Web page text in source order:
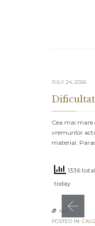
JULY 24, 2026
Cea mai mare
vremurilor
material.
1336
today
 MR
POSTED IN: